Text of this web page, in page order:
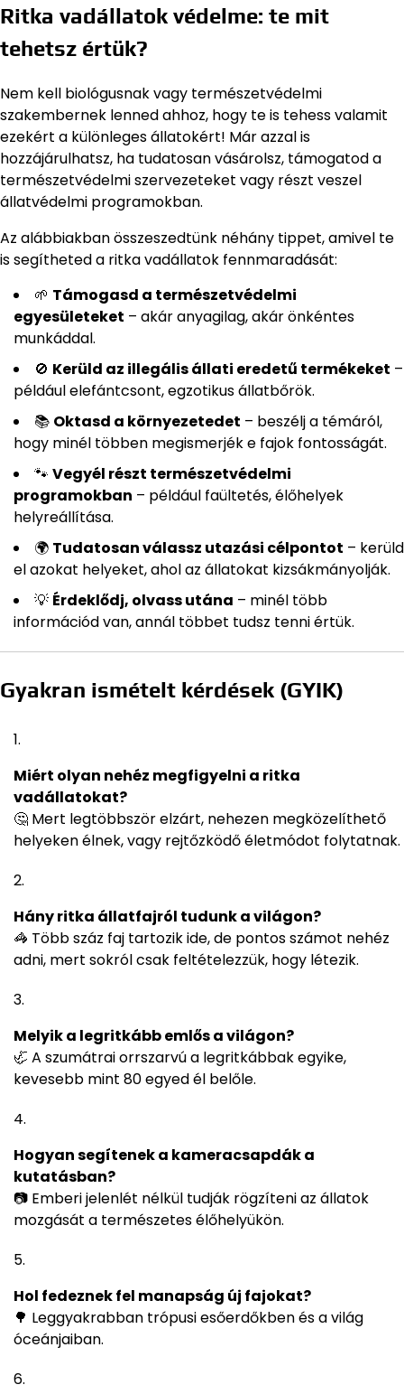
Ritka vadállatok védelme: te mit
tehetsz értük?
Nem kell biológusnak vagy természetvédelmi
szakembernek lenned ahhoz, hogy te is tehess valamit
ezekért a különleges állatokért! Már azzal is
hozzájárulhatsz, ha tudatosan vásárolsz, támogatod a
természetvédelmi szervezeteket vagy részt veszel
állatvédelmi programokban.
Az alábbiakban összeszedtünk néhány tippet, amivel te
is segítheted a ritka vadállatok fennmaradását:
🌱 Támogasd a természetvédelmi
egyesületeket – akár anyagilag, akár önkéntes
munkáddal.
🚫 Kerüld az illegális állati eredetű termékeket –
például elefántcsont, egzotikus állatbőrök.
📚 Oktasd a környezetedet – beszélj a témáról,
hogy minél többen megismerjék e fajok fontosságát.
🐾 Vegyél részt természetvédelmi
programokban – például faültetés, élőhelyek
helyreállítása.
🌍 Tudatosan válassz utazási célpontot – kerüld
el azokat helyeket, ahol az állatokat kizsákmányolják.
💡 Érdeklődj, olvass utána – minél több
információd van, annál többet tudsz tenni értük.
Gyakran ismételt kérdések (GYIK)
Miért olyan nehéz megfigyelni a ritka
vadállatokat?
🤔 Mert legtöbbször elzárt, nehezen megközelíthető
helyeken élnek, vagy rejtőzködő életmódot folytatnak.
Hány ritka állatfajról tudunk a világon?
🦓 Több száz faj tartozik ide, de pontos számot nehéz
adni, mert sokról csak feltételezzük, hogy létezik.
Melyik a legritkább emlős a világon?
🦏 A szumátrai orrszarvú a legritkábbak egyike,
kevesebb mint 80 egyed él belőle.
Hogyan segítenek a kameracsapdák a
kutatásban?
📷 Emberi jelenlét nélkül tudják rögzíteni az állatok
mozgását a természetes élőhelyükön.
Hol fedeznek fel manapság új fajokat?
🌳 Leggyakrabban trópusi esőerdőkben és a világ
óceánjaiban.